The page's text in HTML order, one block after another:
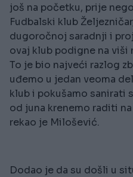
još na početku, prije
Fudbalski klub
dugoročnoj saradnji i
ovaj klub podigne na viši
To je bio najveći razlog
uđemo u jedan veoma
klub i pokušamo sanirati
od juna krenemo raditi
rekao je Milošević.
Dodao je da su došli u